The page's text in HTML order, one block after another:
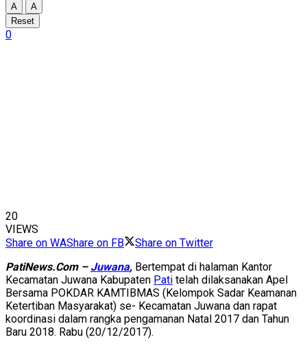
A
A
Reset
0
20
VIEWS
Share on WAShare on FB
Share on Twitter
PatiNews.Com – Juwana, Bertempat di halaman Kantor
Kecamatan Juwana Kabupaten Pati telah dilaksanakan Apel
Bersama POKDAR KAMTIBMAS (Kelompok Sadar Keamanan
Ketertiban Masyarakat) se- Kecamatan Juwana dan rapat
koordinasi dalam rangka pengamanan Natal 2017 dan Tahun
Baru 2018. Rabu (20/12/2017).